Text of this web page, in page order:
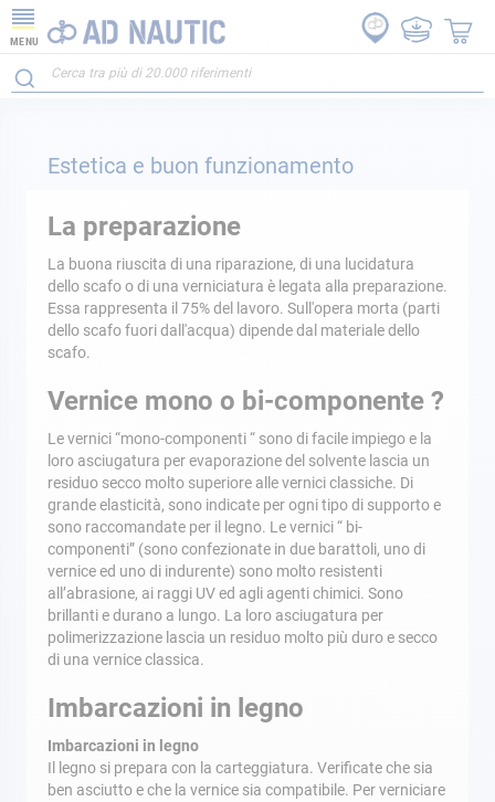
MENU
Estetica e buon funzionamento
La preparazione
La buona riuscita di una riparazione, di una lucidatura
dello scafo o di una verniciatura è legata alla preparazione.
Essa rappresenta il 75% del lavoro. Sull'opera morta (parti
dello scafo fuori dall'acqua) dipende dal materiale dello
scafo.
Vernice mono o bi-componente ?
Le vernici “mono-componenti “ sono di facile impiego e la
loro asciugatura per evaporazione del solvente lascia un
residuo secco molto superiore alle vernici classiche. Di
grande elasticità, sono indicate per ogni tipo di supporto e
sono raccomandate per il legno. Le vernici “ bi-
componenti” (sono confezionate in due barattoli, uno di
vernice ed uno di indurente) sono molto resistenti
all’abrasione, ai raggi UV ed agli agenti chimici. Sono
brillanti e durano a lungo. La loro asciugatura per
polimerizzazione lascia un residuo molto più duro e secco
di una vernice classica.
Imbarcazioni in legno
Imbarcazioni in legno
Il legno si prepara con la carteggiatura. Verificate che sia
ben asciutto e che la vernice sia compatibile. Per verniciare